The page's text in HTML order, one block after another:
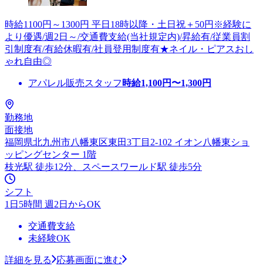
時給1100円～1300円 平日18時以降・土日祝＋50円※経験に
より優遇/週2日～/交通費支給(当社規定内)/昇給有/従業員割
引制度有/有給休暇有/社員登用制度有★ネイル・ピアスおし
ゃれ自由◎
アパレル販売スタッフ 時給1,100円〜1,300円
勤務地
面接地
福岡県北九州市八幡東区東田3丁目2-102 イオン八幡東ショ
ッピングセンター 1階
枝光駅 徒歩12分、スペースワールド駅 徒歩5分
シフト
1日5時間 週2日からOK
交通費支給
未経験OK
詳細を見る
応募画面に進む